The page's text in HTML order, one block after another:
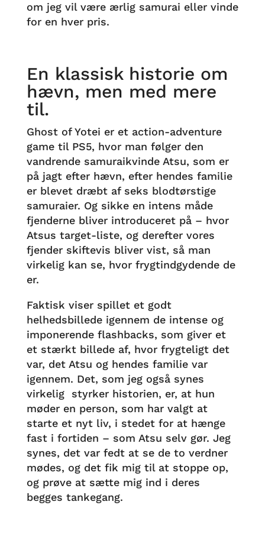
om jeg vil være ærlig samurai eller vinde
for en hver pris.
En klassisk historie om
hævn, men med mere
til.
Ghost of Yotei er et action-adventure
game til PS5, hvor man følger den
vandrende samuraikvinde Atsu, som er
på jagt efter hævn, efter hendes familie
er blevet dræbt af seks blodtørstige
samuraier. Og sikke en intens måde
fjenderne bliver introduceret på – hvor
Atsus target-liste, og derefter vores
fjender skiftevis bliver vist, så man
virkelig kan se, hvor frygtindgydende de
er.
Faktisk viser spillet et godt
helhedsbillede igennem de intense og
imponerende flashbacks, som giver et
et stærkt billede af, hvor frygteligt det
var, det Atsu og hendes familie var
igennem. Det, som jeg også synes
virkelig styrker historien, er, at hun
møder en person, som har valgt at
starte et nyt liv, i stedet for at hænge
fast i fortiden – som Atsu selv gør. Jeg
synes, det var fedt at se de to verdner
mødes, og det fik mig til at stoppe op,
og prøve at sætte mig ind i deres
begges tankegang.